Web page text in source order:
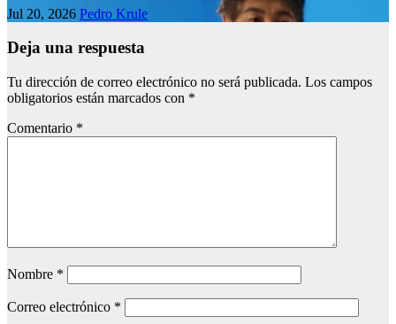
Jul 20, 2026 Pedro Krule
Deja una respuesta
Tu dirección de correo electrónico no será publicada. Los campos
obligatorios están marcados con *
Comentario *
Nombre *
Correo electrónico *